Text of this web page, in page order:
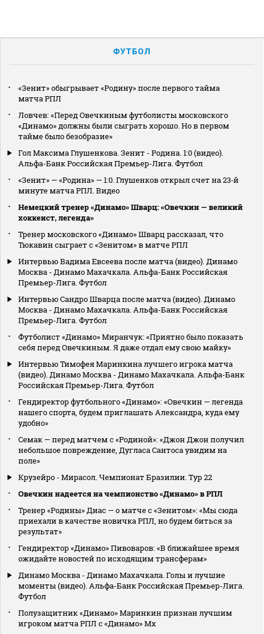
ФУТБОЛ
«Зенит» обыгрывает «Родину» после первого тайма
матча РПЛ
Ловчев: «Перед Овечкиным футболисты московского
«Динамо» должны были сыграть хорошо. Но в первом
тайме было безобразие»
Гол Максима Глушенкова. Зенит - Родина. 1:0 (видео).
Альфа-Банк Российская Премьер-Лига. Футбол
«Зенит» — «Родина» — 1:0. Глушенков открыл счет на 23‑й
минуте матча РПЛ. Видео
Немецкий тренер «Динамо» Шварц: «Овечкин — великий
хоккеист, легенда»
Тренер московского «Динамо» Шварц рассказал, что
Тюкавин сыграет с «Зенитом» в матче РПЛ
Интервью Вадима Евсеева после матча (видео). Динамо
Москва - Динамо Махачкала. Альфа-Банк Российская
Премьер-Лига. Футбол
Интервью Сандро Шварца после матча (видео). Динамо
Москва - Динамо Махачкала. Альфа-Банк Российская
Премьер-Лига. Футбол
Футболист «Динамо» Миранчук: «Приятно было показать
себя перед Овечкиным. Я даже отдал ему свою майку»
Интервью Тимофея Маринкина лучшего игрока матча
(видео). Динамо Москва - Динамо Махачкала. Альфа-Банк
Российская Премьер-Лига. Футбол
Гендиректор футбольного «Динамо»: «Овечкин — легенда
нашего спорта, будем приглашать Александра, куда ему
удобно»
Семак — перед матчем с «Родиной»: «Джон Джон получил
небольшое повреждение, Дугласа Сантоса увидим на
поле»
Крузейро - Мирасол. Чемпионат Бразилии. Тур 22
Овечкин надеется на чемпионство «Динамо» в РПЛ
Тренер «Родины» Диас — о матче с «Зенитом»: «Мы сюда
приехали в качестве новичка РПЛ, но будем биться за
результат»
Гендиректор «Динамо» Пивоваров: «В ближайшее время
ожидайте новостей по исходящим трансферам»
Динамо Москва - Динамо Махачкала. Голы и лучшие
моменты (видео). Альфа-Банк Российская Премьер-Лига.
Футбол
Полузащитник «Динамо» Маринкин признан лучшим
игроком матча РПЛ с «Динамо» Мх